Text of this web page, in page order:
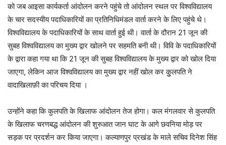
को जब आइसा कार्यकर्ता आंदोलन करने पहुंचे तो आंदोलन स्थल पर विश्वविद्यालय
के चार सदस्यीय पदाधिकारियों का प्रतिनिधिमंडल वार्ता करने के लिए पहुंचे थे।
विश्वविद्यालय के पदाधिकारियों के साथ वार्ता हुई थी। वार्ता के दौरान 21 जून की
सुबह विश्वविद्यालय का मुख्य द्वार खोलने पर सहमति बनी थी। विवि के पदाधिकारियों
के द्वारा कहा गया था कि 21 जून की सुबह विश्वविद्यालय के मुख्य द्वार को खोल दिया
जाएगा, लेकिन आज विश्वविद्यालय का मुख्य द्वार नहीं खोल कर कुुलपति ने
वादाखिलाफ़ी का परिचय दिया ।
उन्होंने कहा कि कुलपति के खिलाफ आंदोलन तेज होगा। कल मंगलवार से कुलपति
के खिलाफ चरणबद्ध आंदोलन की शुरुआत जान घाट के आगे छवनिया मोड़ पर
सड़क पर प्रदर्शन कर किया जाएगा। कल्याणपुर प्रखंड के माले सचिव दिनेश सिंह